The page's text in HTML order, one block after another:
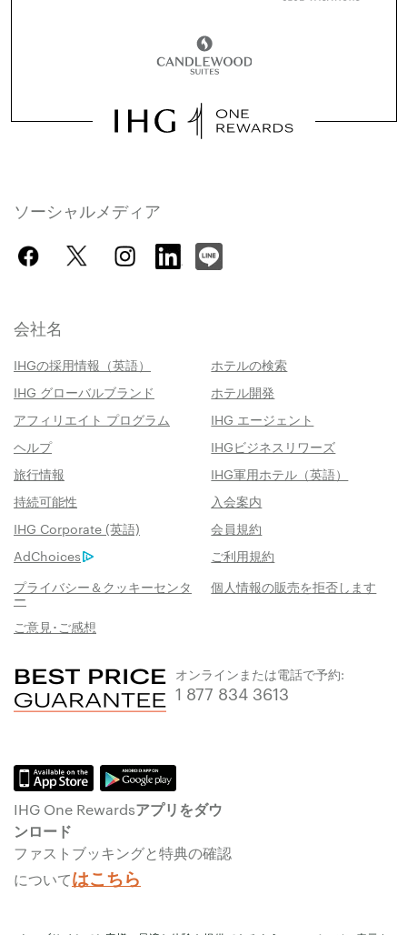
ソーシャルメディア
会社名
IHGの採用情報（英語）
ホテルの検索
IHG グローバルブランド
ホテル開発
アフィリエイト プログラム
IHG エージェント
ヘルプ
IHGビジネスリワーズ
旅行情報
IHG軍用ホテル（英語）
持続可能性
入会案内
IHG Corporate (英語)
会員規約
AdChoices
ご利用規約
プライバシー＆クッキーセンタ
ー
個人情報の販売を拒否します
ご意見･ご感想
オンラインまたは電話で予約:
1 877 834 3613
IHG One Rewardsアプリをダウ
ンロード
ファストブッキングと特典の確認
についてはこちら